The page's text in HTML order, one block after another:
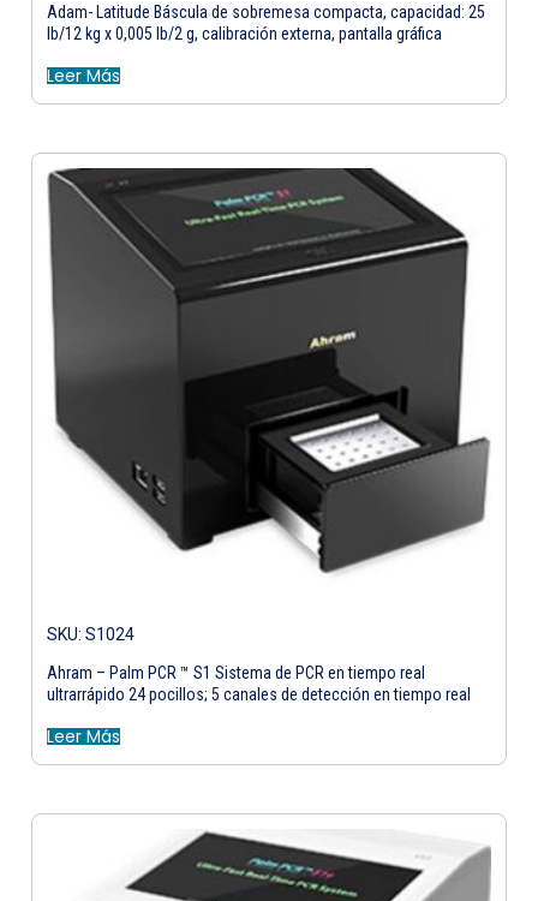
Adam- Latitude Báscula de sobremesa compacta, capacidad: 25
lb/12 kg x 0,005 lb/2 g, calibración externa, pantalla gráfica
Leer Más
SKU: S1024
Ahram – Palm PCR ™ S1 Sistema de PCR en tiempo real
ultrarrápido 24 pocillos; 5 canales de detección en tiempo real
Leer Más